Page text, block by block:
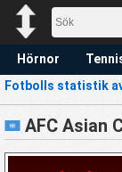
Hörnor
Fotbolls statistik
AFC Asian